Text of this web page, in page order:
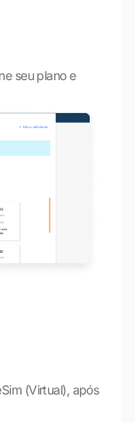
seu plano e
(Virtual), após